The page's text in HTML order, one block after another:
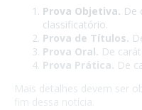
Prova Objetiva. De
classificatório.
Prova de Títulos.
Prova Oral. De
Prova Prática. De
Mais detalhes devem ser
fim dessa notícia.